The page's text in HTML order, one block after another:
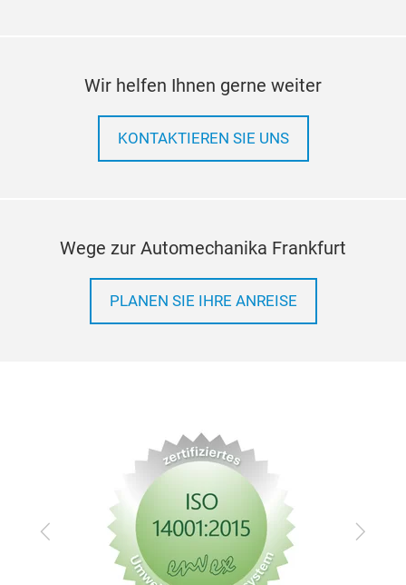
Wir helfen Ihnen gerne weiter
KONTAKTIEREN SIE UNS
Wege zur Automechanika Frankfurt
PLANEN SIE IHRE ANREISE
Zurück Vor